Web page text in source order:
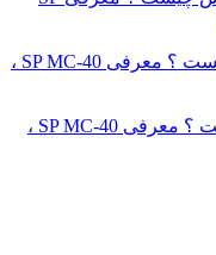
مینی لودر سنوپارس چیست ؟ معرفی SP MC-40 ،
مینی لودر سنوپارس چیست ؟ معرفی SP MC-40 ،